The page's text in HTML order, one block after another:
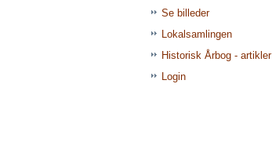
Se billeder
Lokalsamlingen
Historisk Årbog - artikler
Login